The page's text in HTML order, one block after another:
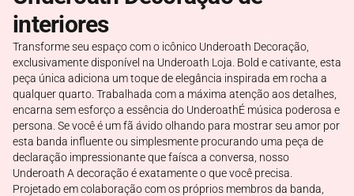
interiores
Transforme seu espaço com o icônico Underoath Decoração,
exclusivamente disponível na Underoath Loja. Bold e cativante, esta
peça única adiciona um toque de elegância inspirada em rocha a
qualquer quarto. Trabalhada com a máxima atenção aos detalhes,
encarna sem esforço a essência do UnderoathÉ música poderosa e
persona. Se você é um fã ávido olhando para mostrar seu amor por
esta banda influente ou simplesmente procurando uma peça de
declaração impressionante que faísca a conversa, nosso
Underoath A decoração é exatamente o que você precisa.
Projetado em colaboração com os próprios membros da banda,